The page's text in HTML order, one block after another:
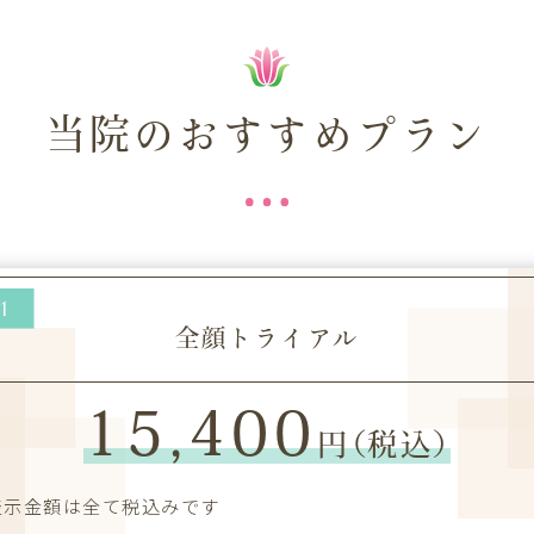
当院のおすすめプラン
全顔トライアル
15,400円（税込）
金額は全て税込みです